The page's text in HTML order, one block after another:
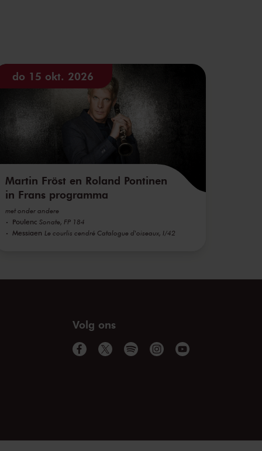
do 15 okt. 2026
Martin Fröst en Roland Pontinen
in Frans programma
met onder andere
Poulenc Sonate, FP 184
Messiaen Le courlis cendré Catalogue d'oiseaux, I/42
Volg ons